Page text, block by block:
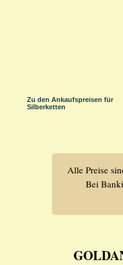
Zu den Ankaufspreisen für
Silberketten
Alle Preise
Bei